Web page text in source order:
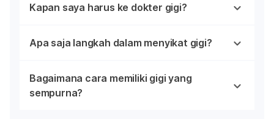
Kapan saya harus ke dokter gigi?
Apa saja langkah dalam menyikat gigi?
Bagaimana cara memiliki gigi yang
sempurna?